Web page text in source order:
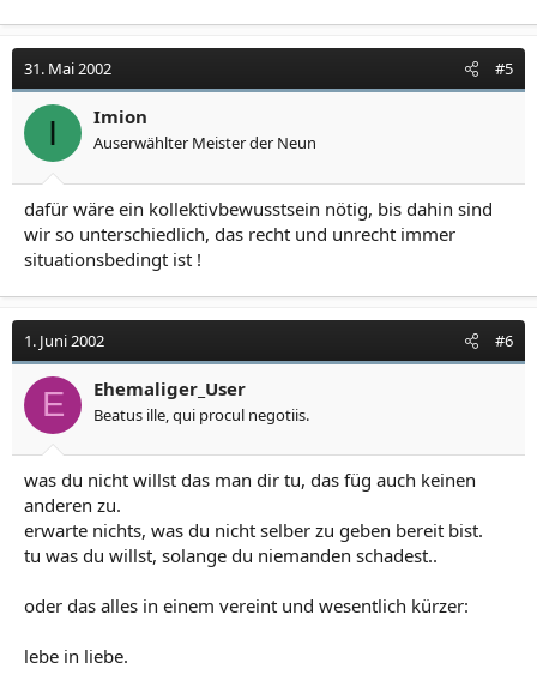
31. Mai 2002 #5
I Imion
Auserwählter Meister der Neun
dafür wäre ein kollektivbewusstsein nötig, bis dahin sind
wir so unterschiedlich, das recht und unrecht immer
situationsbedingt ist !
1. Juni 2002 #6
E Ehemaliger_User
Beatus ille, qui procul negotiis.
was du nicht willst das man dir tu, das füg auch keinen
anderen zu.
erwarte nichts, was du nicht selber zu geben bereit bist.
tu was du willst, solange du niemanden schadest..
oder das alles in einem vereint und wesentlich kürzer:
lebe in liebe.